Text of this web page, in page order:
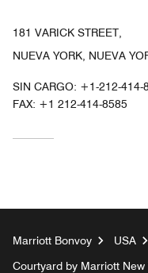
181 VARICK STREET,
NUEVA YORK, NUEVA
SIN CARGO: +1-212-414-
FAX: +1 212-414-8585
Marriott Bonvoy USA
Courtyard by Marriott